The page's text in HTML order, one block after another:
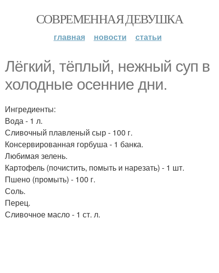
СОВРЕМЕННАЯ ДЕВУШКА
главная новости статьи
Лёгкий, тёплый, нежный суп в
холодные осенние дни.
Ингредиенты:
Вода - 1 л.
Сливочный плавленый сыр - 100 г.
Консервированная горбуша - 1 банка.
Любимая зелень.
Картофель (почистить, помыть и нарезать) - 1 шт.
Пшено (промыть) - 100 г.
Соль.
Перец.
Сливочное масло - 1 ст. л.